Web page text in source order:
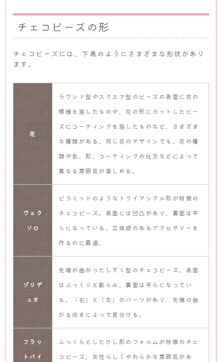
チェコビーズの形
チェコビーズには、下表のようにさまざまな形状があり
ます。
花
ラウンド型やスクエア型のビーズの表面に花の
模様を施したものや、花の形にカットしたビー
ズにコーティングを施したものなど、さまざま
な種類がある。同じ花のデザインでも、花の種
類や色、形、コーティングの仕方などによって
異なる雰囲気が楽しめる。
ヴェク
ソロ
ピラミッドのようなトライアングル形が特徴の
チェコビーズ。表面には凹凸があり、裏面は平
らになっている。立体感のあるアクセサリーを
作るのに最適。
ゾリデ
ュオ
先端が曲がったしずく型のチェコビーズ。表面
はぷっくりと膨らみ、裏面は平らになってい
る。「右」と「左」のパーツがあり、先端の曲
がる向きによって見分ける。
フラッ
トバイ
ふっくらとしたひし形のフォルムが特徴のチェ
コビーズ。女性らしくやわらかな雰囲気があ